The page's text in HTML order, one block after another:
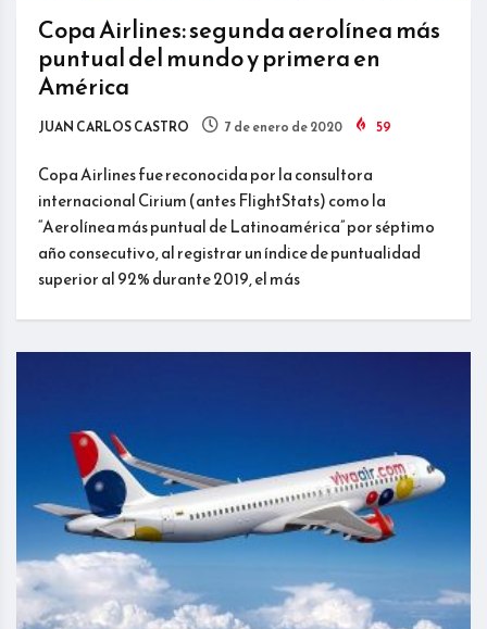
Copa Airlines: segunda aerolínea más
puntual del mundo y primera en
América
JUAN CARLOS CASTRO 7 de enero de 2020 59
Copa Airlines fue reconocida por la consultora
internacional Cirium (antes FlightStats) como la
“Aerolínea más puntual de Latinoamérica” por séptimo
año consecutivo, al registrar un índice de puntualidad
superior al 92% durante 2019, el más